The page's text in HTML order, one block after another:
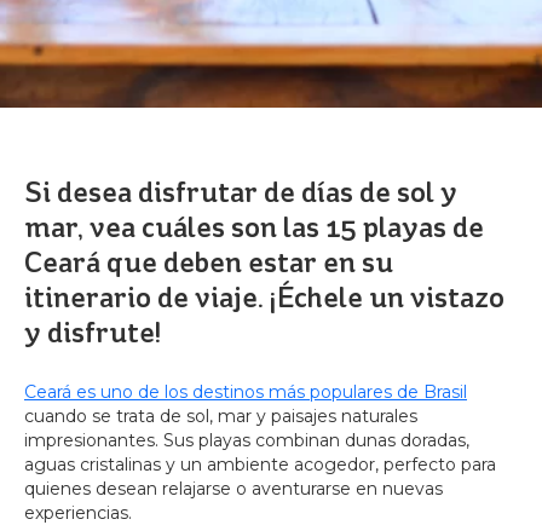
Si desea disfrutar de días de sol y
mar, vea cuáles son las 15 playas de
Ceará que deben estar en su
itinerario de viaje. ¡Échele un vistazo
y disfrute!
Ceará es uno de los destinos más populares de Brasil
cuando se trata de sol, mar y paisajes naturales
impresionantes. Sus playas combinan dunas doradas,
aguas cristalinas y un ambiente acogedor, perfecto para
quienes desean relajarse o aventurarse en nuevas
experiencias.